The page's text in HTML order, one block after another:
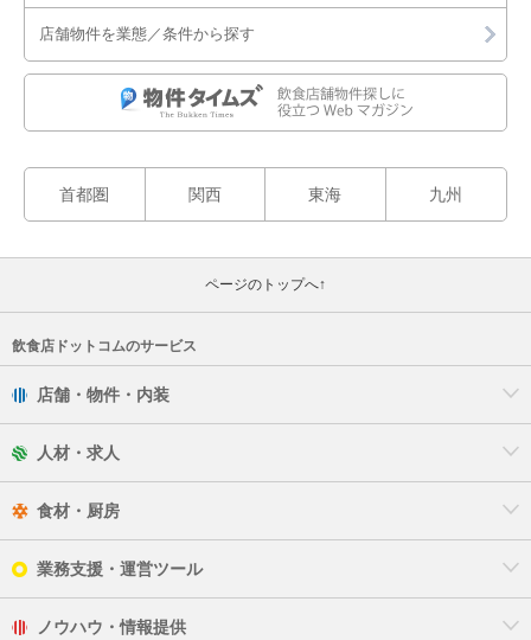
店舗物件を業態／条件から探す
首都圏 関西 東海 九州
ページのトップへ↑
飲食店ドットコムのサービス
店舗・物件・内装
人材・求人
食材・厨房
業務支援・運営ツール
ノウハウ・情報提供